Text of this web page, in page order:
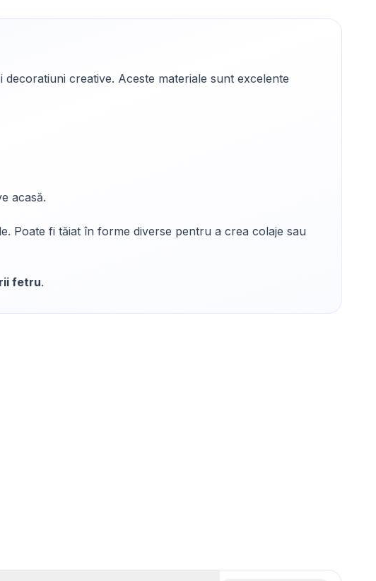
creative. Aceste materiale sunt excelente
acasă.
Poate fi tăiat în forme diverse pentru a crea colaje sau
fetru.